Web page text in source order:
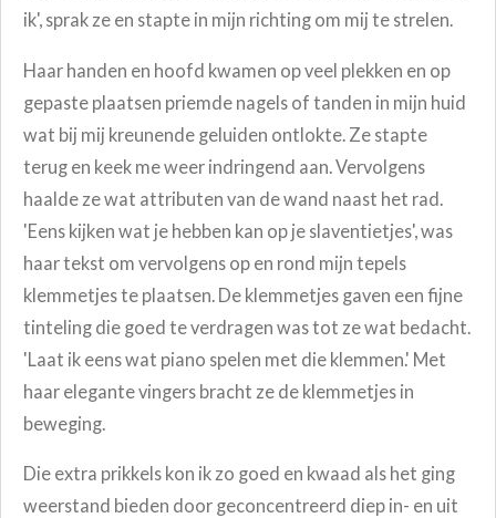
ik', sprak ze en stapte in mijn richting om mij te strelen.
Haar handen en hoofd kwamen op veel plekken en op
gepaste plaatsen priemde nagels of tanden in mijn huid
wat bij mij kreunende geluiden ontlokte. Ze stapte
terug en keek me weer indringend aan. Vervolgens
haalde ze wat attributen van de wand naast het rad.
'Eens kijken wat je hebben kan op je slaventietjes', was
haar tekst om vervolgens op en rond mijn tepels
klemmetjes te plaatsen. De klemmetjes gaven een fijne
tinteling die goed te verdragen was tot ze wat bedacht.
'Laat ik eens wat piano spelen met die klemmen.' Met
haar elegante vingers bracht ze de klemmetjes in
beweging.
Die extra prikkels kon ik zo goed en kwaad als het ging
weerstand bieden door geconcentreerd diep in- en uit